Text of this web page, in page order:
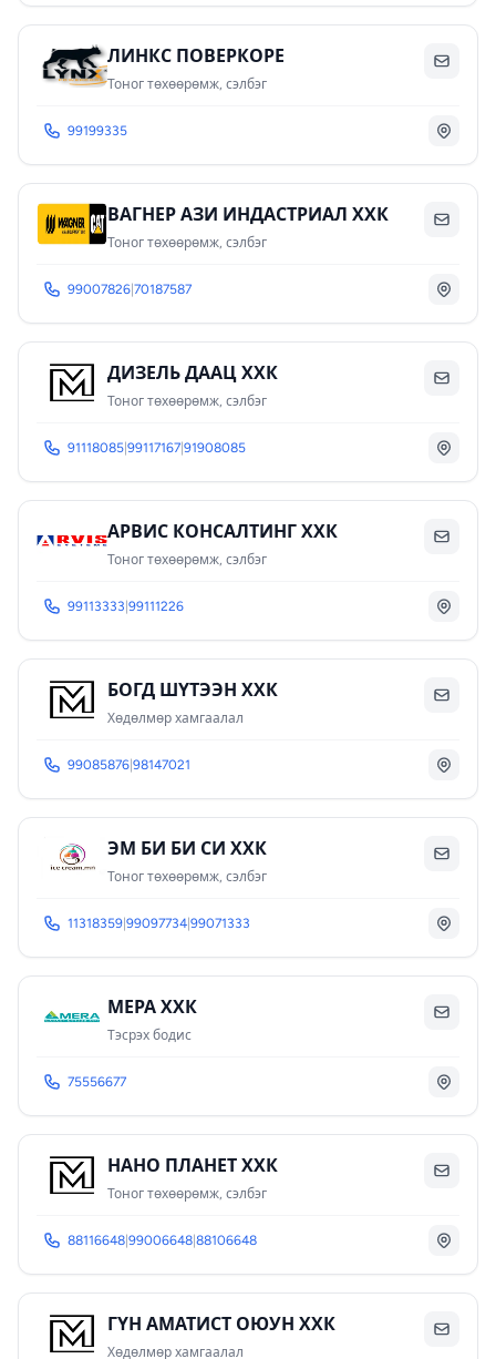
ЛИНКС ПОВЕРКОРЕ
Тоног төхөөрөмж, сэлбэг
99199335
ВАГНЕР АЗИ ИНДАСТРИАЛ ХХК
Тоног төхөөрөмж, сэлбэг
99007826 70187587
ДИЗЕЛЬ ДААЦ ХХК
Тоног төхөөрөмж, сэлбэг
91118085 99117167 91908085
АРВИС КОНСАЛТИНГ ХХК
Тоног төхөөрөмж, сэлбэг
99113333 99111226
БОГД ШҮТЭЭН ХХК
Хөдөлмөр хамгаалал
99085876 98147021
ЭМ БИ БИ СИ ХХК
Тоног төхөөрөмж, сэлбэг
11318359 99097734 99071333
МЕРА ХХК
Тэсрэх бодис
75556677
НАНО ПЛАНЕТ ХХК
Тоног төхөөрөмж, сэлбэг
88116648 99006648 88106648
ГҮН АМАТИСТ ОЮУН ХХК
Хөдөлмөр хамгаалал